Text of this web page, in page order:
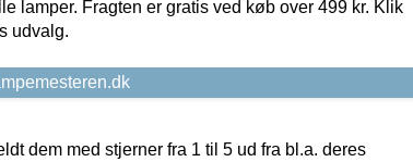
lamper. Fragten er gratis ved køb over 499 kr. Klik
udvalg.
dem med stjerner fra 1 til 5 ud fra bl.a. deres